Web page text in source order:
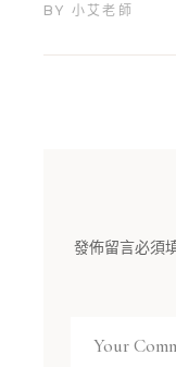
BY 小艾老師
發佈留言必須